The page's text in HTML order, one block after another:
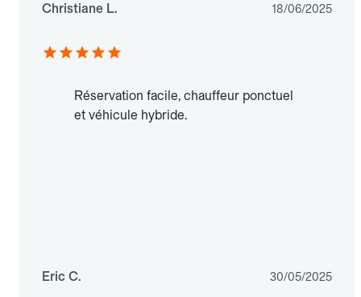
Christiane L. 18/06/2025
Réservation facile, chauffeur ponctuel
et véhicule hybride.
Eric C. 30/05/2025